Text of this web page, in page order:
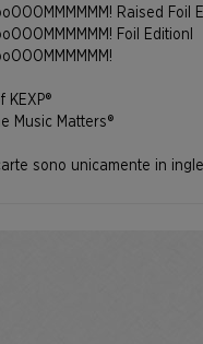
Raised Foil
Foil Editionl
KEXP®
Music Matters®
sono unicamente in